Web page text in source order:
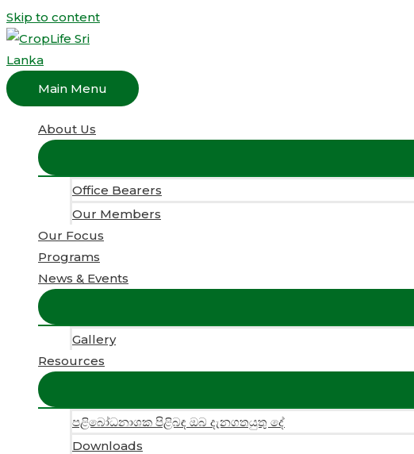
Skip to content
Main Menu
About Us
Office Bearers
Our Members
Our Focus
Programs
News & Events
Gallery
Resources
පළිබෝධනාශක පිළිබඳ ඔබ දැනගතයුතු දේ
Downloads